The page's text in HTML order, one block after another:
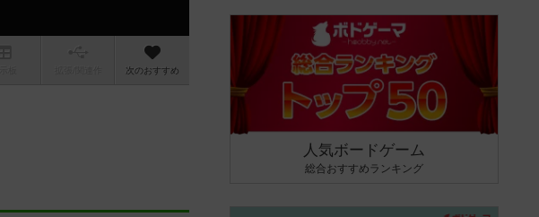
次のおすすめ
人気ボードゲーム
総合おすすめランキング